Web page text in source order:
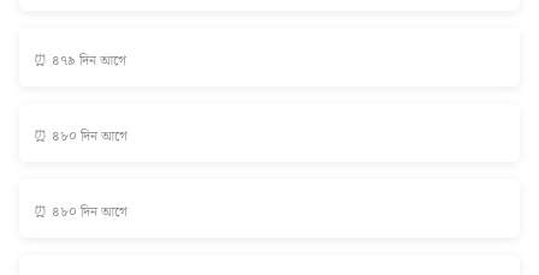
⏰ ৪৭৯ দিন আগে
⏰ ৪৮০ দিন আগে
⏰ ৪৮০ দিন আগে